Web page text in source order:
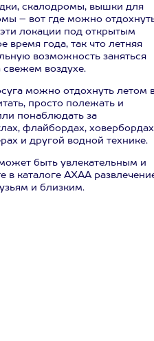
скалодромы, вышки для
– вот где можно
локации под открытым
время года, так что летняя
возможность заняться
воздухе.
можно отдохнуть летом
просто полежать и
понаблюдать за
флайбордах,
и другой водной технике.
быть увлекательным и
в каталоге АХАА
и близким.